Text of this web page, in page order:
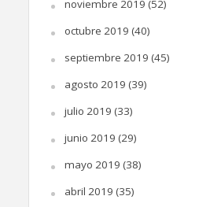
noviembre 2019 (52)
octubre 2019 (40)
septiembre 2019 (45)
agosto 2019 (39)
julio 2019 (33)
junio 2019 (29)
mayo 2019 (38)
abril 2019 (35)